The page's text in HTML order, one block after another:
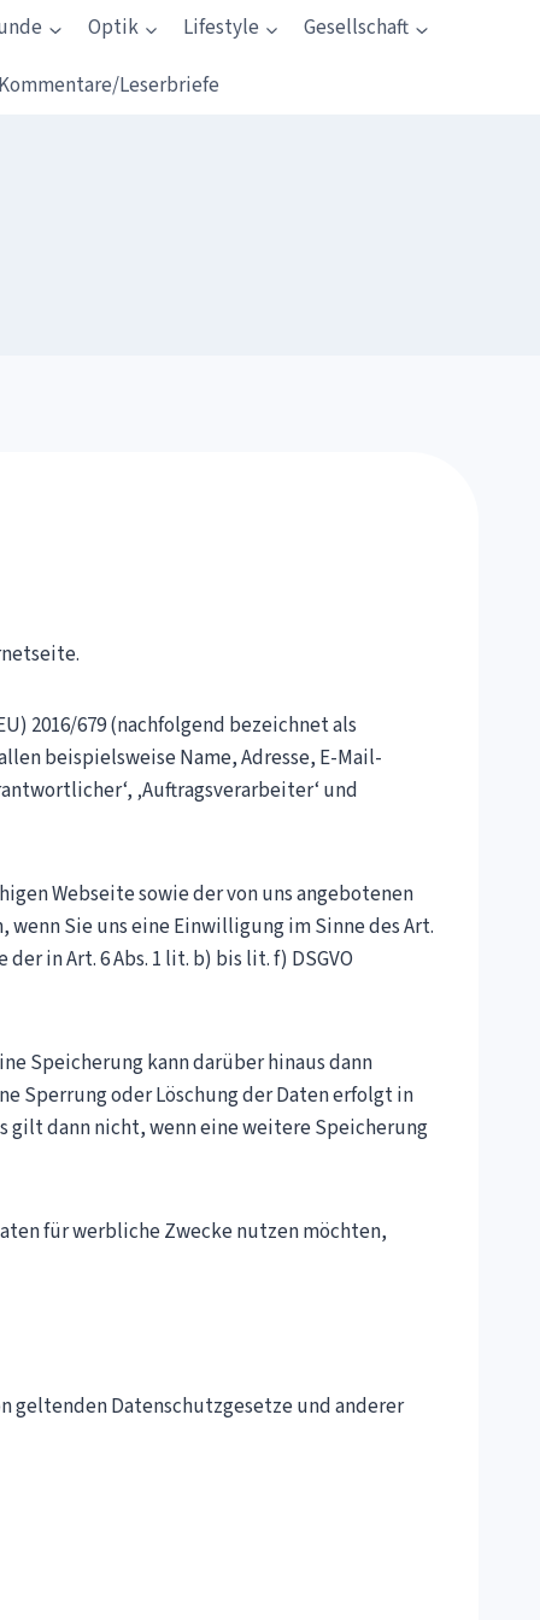
Optik Lifestyle
Gesellschaft
Kommentare/Leserbriefe
2016/679 (nachfolgend bezeichnet als
beispielsweise Name, Adresse, E-Mail-
‚Auftragsverarbeiter‘ und
Webseite sowie der von uns angebotenen
Sie uns eine Einwilligung im Sinne des Art.
in Art. 6 Abs. 1 lit. b) bis lit. f) DSGVO
Speicherung kann darüber hinaus dann
Sperrung oder Löschung der Daten erfolgt in
gilt dann nicht, wenn eine weitere Speicherung
für werbliche Zwecke nutzen möchten,
geltenden Datenschutzgesetze und anderer